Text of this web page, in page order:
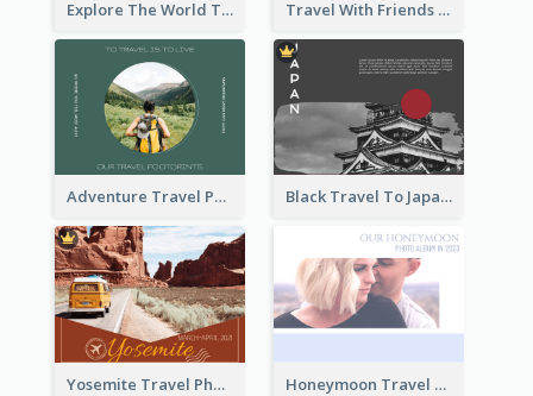
Explore The World Travel Photo Book Travel With Friends Photo Book
Adventure Travel Photo Book Black Travel To Japan Photo Book
Yosemite Travel Photo Book Honeymoon Travel Photo Book